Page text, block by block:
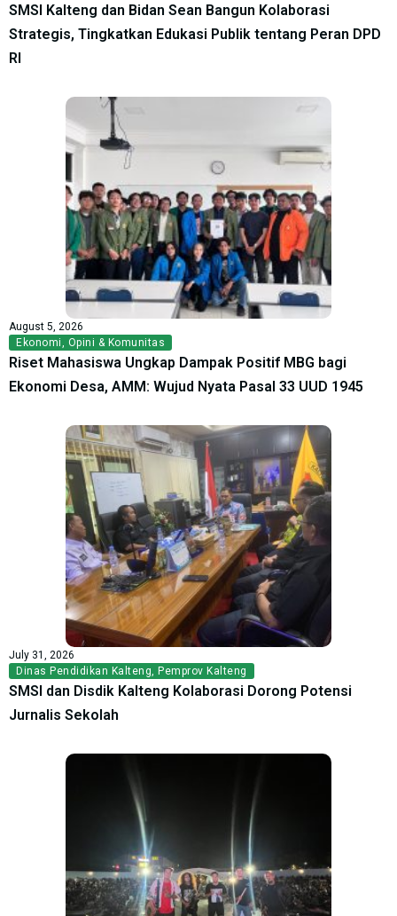
SMSI Kalteng dan Bidan Sean Bangun Kolaborasi
Strategis, Tingkatkan Edukasi Publik tentang Peran DPD
RI
August 5, 2026
Ekonomi, Opini & Komunitas
Riset Mahasiswa Ungkap Dampak Positif MBG bagi
Ekonomi Desa, AMM: Wujud Nyata Pasal 33 UUD 1945
July 31, 2026
Dinas Pendidikan Kalteng, Pemprov Kalteng
SMSI dan Disdik Kalteng Kolaborasi Dorong Potensi
Jurnalis Sekolah